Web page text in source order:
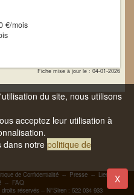
€/mois
Fiche mise à jour le : 04-01-2026
de Confidentialité -- Presse -- Liens
-
-- FAQ
réservés -- N°Siren : 522 034 933
du site, nous utilisons
acceptez leur utilisation à
dans notre politique de
X